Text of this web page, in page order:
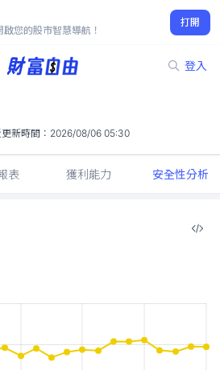
您的股市智慧導航！
打開
登入
-0.37%
新時間： 2026/08/06 05:30
表 獲利能力 安全性分析